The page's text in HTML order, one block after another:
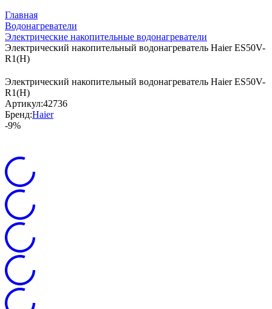
Главная
Водонагреватели
Электрические накопительные водонагреватели
Электрический накопительный водонагреватель Haier ES50V-
R1(H)
Электрический накопительный водонагреватель Haier ES50V-
R1(H)
Артикул:42736
Бренд:Haier
-9%